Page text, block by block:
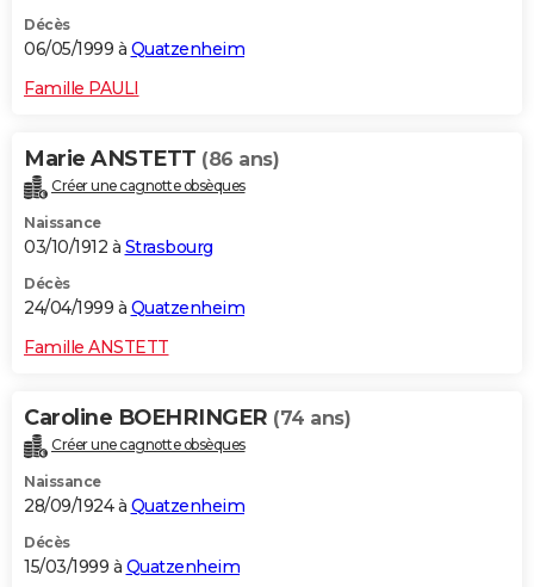
Décès
06/05/1999 à Quatzenheim
Famille PAULI
Marie ANSTETT (86 ans)
Créer une cagnotte obsèques
Naissance
03/10/1912 à Strasbourg
Décès
24/04/1999 à Quatzenheim
Famille ANSTETT
Caroline BOEHRINGER (74 ans)
Créer une cagnotte obsèques
Naissance
28/09/1924 à Quatzenheim
Décès
15/03/1999 à Quatzenheim